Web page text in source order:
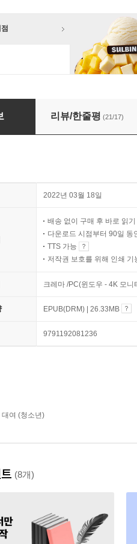
쉽게 읽는 고정욱 삼국지 02
리뷰/한줄평 (21/17)
2022년 03월 18일
배송 없이 구매 후 바로 읽기
다운로드 시점부터 90일 동
TTS 가능
저작권 보호를 위해 인쇄 기
크레마 /PC(윈도우 - 4K 모
EPUB(DRM) | 26.33MB
9791192081236
대여 (청소년)
(8개)